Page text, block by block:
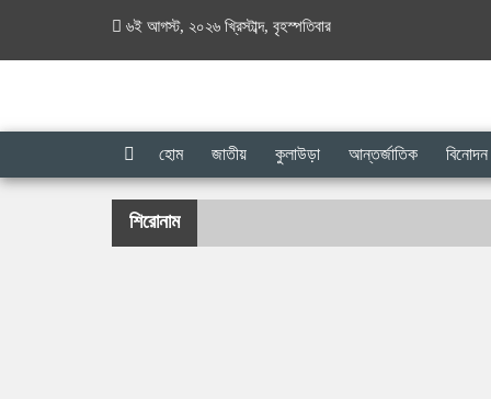
৬ই আগস্ট, ২০২৬ খ্রিস্টাব্দ, বৃহস্পতিবার
হোম জাতীয় কুলাউড়া আন্তর্জাতিক বিনোদন
শিরোনাম